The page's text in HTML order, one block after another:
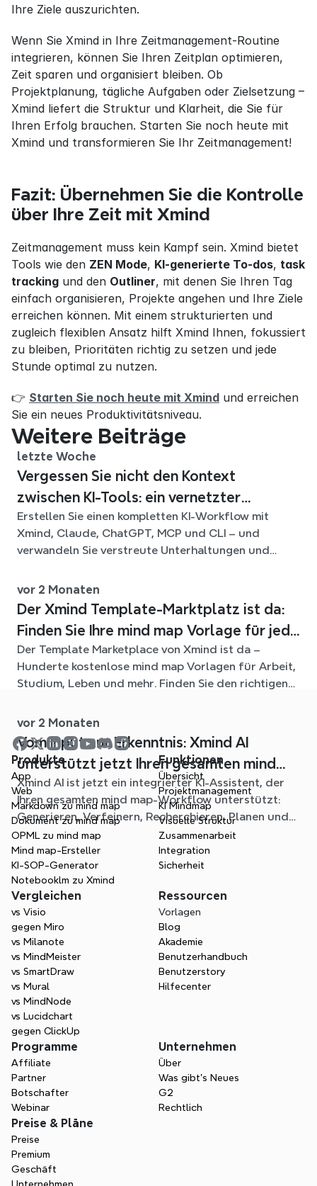
Ihre Ziele auszurichten.
Wenn Sie Xmind in Ihre Zeitmanagement-Routine
integrieren, können Sie Ihren Zeitplan optimieren,
Zeit sparen und organisiert bleiben. Ob
Projektplanung, tägliche Aufgaben oder Zielsetzung –
Xmind liefert die Struktur und Klarheit, die Sie für
Ihren Erfolg brauchen. Starten Sie noch heute mit
Xmind und transformieren Sie Ihr Zeitmanagement!
Fazit: Übernehmen Sie die Kontrolle
über Ihre Zeit mit Xmind
Zeitmanagement muss kein Kampf sein. Xmind bietet
Tools wie den ZEN Mode, KI-generierte To-dos, task
tracking und den Outliner, mit denen Sie Ihren Tag
einfach organisieren, Projekte angehen und Ihre Ziele
erreichen können. Mit einem strukturierten und
zugleich flexiblen Ansatz hilft Xmind Ihnen, fokussiert
zu bleiben, Prioritäten richtig zu setzen und jede
Stunde optimal zu nutzen.
👉 Starten Sie noch heute mit Xmind und erreichen
Sie ein neues Produktivitätsniveau.
Weitere Beiträge
letzte Woche
Vergessen Sie nicht den Kontext
zwischen KI-Tools: ein vernetzter
Workflow mit Xmind
Erstellen Sie einen kompletten KI-Workflow mit
Xmind, Claude, ChatGPT, MCP und CLI – und
verwandeln Sie verstreute Unterhaltungen und
vor 2 Monaten
Der Xmind Template-Marktplatz ist da:
Finden Sie Ihre mind map Vorlage für jede
Situation
Der Template Marketplace von Xmind ist da –
Hunderte kostenlose mind map Vorlagen für Arbeit,
Studium, Leben und mehr. Finden Sie den richtigen
vor 2 Monaten
Vom Input zur Erkenntnis: Xmind AI
unterstützt jetzt Ihren gesamten mind
mapping-Workflow
Xmind AI ist jetzt ein integrierter KI-Assistent, der
Ihren gesamten mind map-Workflow unterstützt:
Generieren, Verfeinern, Recherchieren, Planen und
Exportieren – alles, ohne Ihr Diagramm zu verlassen.
Produkte
App
Web
Markdown zu mind map
Dokument zu mind map
OPML zu mind map
Mind map-Ersteller
KI-SOP-Generator
Notebooklm zu Xmind
Funktionen
Übersicht
Projektmanagement
KI Mindmap
Visuelle Struktur
Zusammenarbeit
Integration
Sicherheit
Vergleichen
vs Visio
gegen Miro
vs Milanote
vs MindMeister
vs SmartDraw
vs Mural
vs MindNode
vs Lucidchart
gegen ClickUp
Ressourcen
Vorlagen
Blog
Akademie
Benutzerhandbuch
Benutzerstory
Hilfecenter
Programme
Affiliate
Partner
Botschafter
Webinar
Unternehmen
Über
Was gibt's Neues
G2
Rechtlich
Preise & Pläne
Preise
Premium
Geschäft
Unternehmen